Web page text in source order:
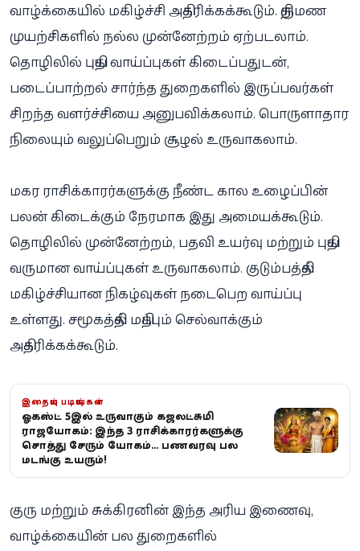
வாழ்க்கையில் மகிழ்ச்சி அதிகரிக்கக்கூடும். திருமண
முயற்சிகளில் நல்ல முன்னேற்றம் ஏற்படலாம்.
தொழிலில் புதிய வாய்ப்புகள் கிடைப்பதுடன்,
படைப்பாற்றல் சார்ந்த துறைகளில் இருப்பவர்கள்
சிறந்த வளர்ச்சியை அனுபவிக்கலாம். பொருளாதார
நிலையும் வலுப்பெறும் சூழல் உருவாகலாம்.
மகர ராசிக்காரர்களுக்கு நீண்ட கால உழைப்பின்
பலன் கிடைக்கும் நேரமாக இது அமையக்கூடும்.
தொழிலில் முன்னேற்றம், பதவி உயர்வு மற்றும் புதிய
வருமான வாய்ப்புகள் உருவாகலாம். குடும்பத்தில்
மகிழ்ச்சியான நிகழ்வுகள் நடைபெற வாய்ப்பு
உள்ளது. சமூகத்தில் மதிப்பும் செல்வாக்கும்
அதிகரிக்கக்கூடும்.
இதையும் படியுங்கள்
ஓகஸ்ட் 5இல் உருவாகும் கஜலட்சுமி
ராஜயோகம்: இந்த 3 ராசிக்காரர்களுக்கு
சொத்து சேரும் யோகம்... பணவரவு பல
மடங்கு உயரும்!
குரு மற்றும் சுக்கிரனின் இந்த அரிய இணைவு,
வாழ்க்கையின் பல துறைகளில்